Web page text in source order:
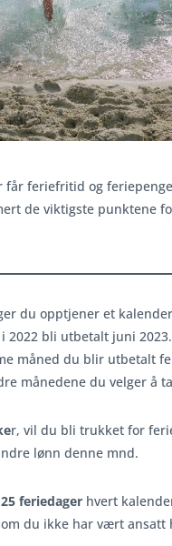
feriefritid og
de viktigste punktene
du opptjener et
2022 bli utbetalt juni
måned du blir utbetalt
månedene du velger å
r, vil du bli trukket for
lønn denne mnd.
feriedager hvert
du ikke har vært ansatt